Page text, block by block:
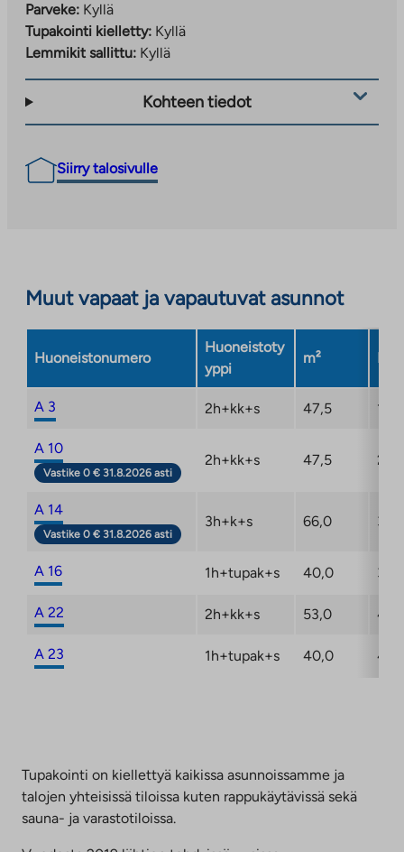
Parveke: Kyllä
Tupakointi kielletty: Kyllä
Lemmikit sallittu: Kyllä
Kohteen tiedot
Siirry talosivulle
Muut vapaat ja vapautuvat asunnot
Huoneistonumero
Huoneistoty
yppi
m²
A 3 2h+kk+s 47,5 1/4
A 10
Vastike 0 € 31.8.2026 asti
2h+kk+s 47,5 2/4
A 14
Vastike 0 € 31.8.2026 asti
3h+k+s 66,0 3/4
A 16 1h+tupak+s 40,0 3/4
A 22 2h+kk+s 53,0 4/4
A 23 1h+tupak+s 40,0 4/4
Tupakointi on kiellettyä kaikissa asunnoissamme ja
talojen yhteisissä tiloissa kuten rappukäytävissä sekä
sauna- ja varastotiloissa.